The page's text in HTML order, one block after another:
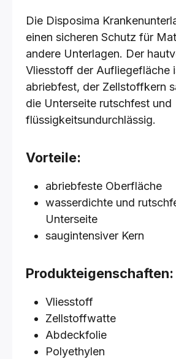
Die Disposima
einen sicheren Schutz für
andere Unterlagen. Der
Vliesstoff der Aufliegefläche
abriebfest, der Zellstoffkern
die Unterseite rutschfest und
flüssigkeitsundurchlässig.
Vorteile:
abriebfeste Oberfläche
wasserdichte und
Unterseite
saugintensiver Kern
Produkteigenschaften:
Vliesstoff
Zellstoffwatte
Abdeckfolie
Polyethylen